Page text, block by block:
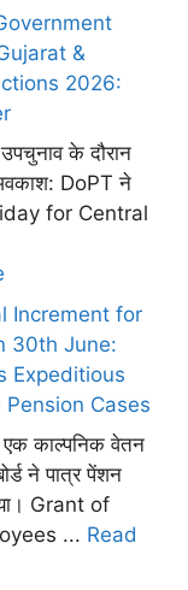
&
2026:
के दौरान
DoPT ने
for Central
Increment for
30th June:
Expeditious
Cases
एक काल्पनिक वेतन
ने पात्र पेंशन
Grant of
... Read